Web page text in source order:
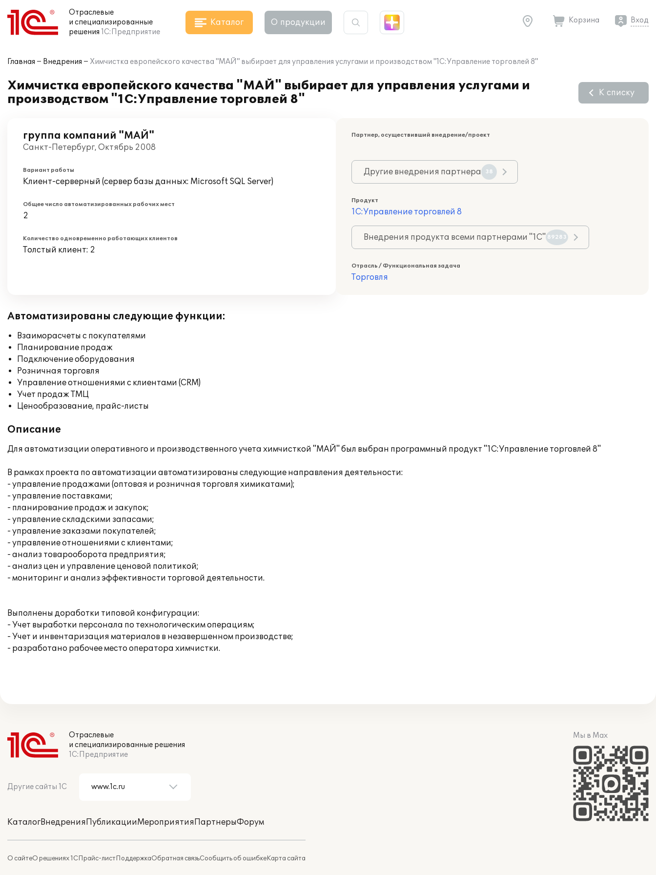
Отраслевые
и специализированные
решения 1С:Предприятие
Каталог О продукции Корзина Вход
Главная Внедрения Химчистка европейского качества "МАЙ" выбирает для управления услугами и производством "1С:Управление торговлей 8"
Химчистка европейского качества "МАЙ" выбирает для управления услугами и
производством "1С:Управление торговлей 8"
К списку
группа компаний "МАЙ"
Санкт-Петербург, Октябрь 2008
Вариант работы
Клиент-серверный (сервер базы данных: Microsoft SQL Server)
Общее число автоматизированных рабочих мест
2
Количество одновременно работающих клиентов
Толстый клиент: 2
Партнер, осуществивший внедрение/проект
Другие внедрения партнера 38
Продукт
1С:Управление торговлей 8
Внедрения продукта всеми партнерами "1С" 89283
Отрасль / Функциональная задача
Торговля
Автоматизированы следующие функции:
Взаиморасчеты с покупателями
Планирование продаж
Подключение оборудования
Розничная торговля
Управление отношениями с клиентами (CRM)
Учет продаж ТМЦ
Ценообразование, прайс-листы
Описание
Для автоматизации оперативного и производственного учета химчисткой "МАЙ" был выбран программный продукт "1С:Управление торговлей 8"
В рамках проекта по автоматизации автоматизированы следующие направления деятельности:
- управление продажами (оптовая и розничная торговля химикатами);
- управление поставками;
- планирование продаж и закупок;
- управление складскими запасами;
- управление заказами покупателей;
- управление отношениями с клиентами;
- анализ товарооборота предприятия;
- анализ цен и управление ценовой политикой;
- мониторинг и анализ эффективности торговой деятельности.
Выполнены доработки типовой конфигурации:
- Учет выработки персонала по технологическим операциям;
- Учет и инвентаризация материалов в незавершенном производстве;
- разработано рабочее место оператора химчистки.
Отраслевые
и специализированные решения
1С:Предприятие
Другие сайты 1С
КаталогВнедренияПубликацииМероприятияПартнерыФорум
О сайтеО решениях 1СПрайс-листПоддержкаОбратная связьСообщить об ошибкеКарта сайта
Мы в Max